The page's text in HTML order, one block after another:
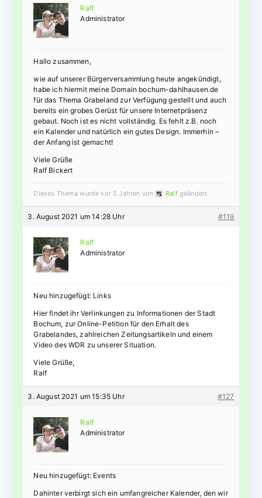
Ralf
Administrator
Hallo zusammen,
wie auf unserer Bürgerversammlung heute angekündigt,
habe ich hiermit meine Domain bochum-dahlhausen.de
für das Thema Grabeland zur Verfügung gestellt und auch
bereits ein grobes Gerüst für unsere Internetpräsenz
gebaut. Noch ist es nicht vollständig. Es fehlt z.B. noch
ein Kalender und natürlich ein gutes Design. Immerhin –
der Anfang ist gemacht!
Viele Grüße
Ralf Bickert
Dieses Thema wurde vor 5 Jahren von Ralfgeändert.
3. August 2021 um 14:28 Uhr #119
Ralf
Administrator
Neu hinzugefügt: Links
Hier findet ihr Verlinkungen zu Informationen der Stadt
Bochum, zur Online-Petition für den Erhalt des
Grabelandes, zahlreichen Zeitungsartikeln und einem
Video des WDR zu unserer Situation.
Viele Grüße,
Ralf
3. August 2021 um 15:35 Uhr #127
Ralf
Administrator
Neu hinzugefügt: Events
Dahinter verbirgt sich ein umfangreicher Kalender, den wir